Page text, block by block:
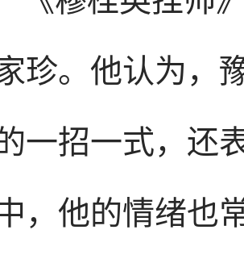
珍。他认为，
一招一式，还
，他的情绪也